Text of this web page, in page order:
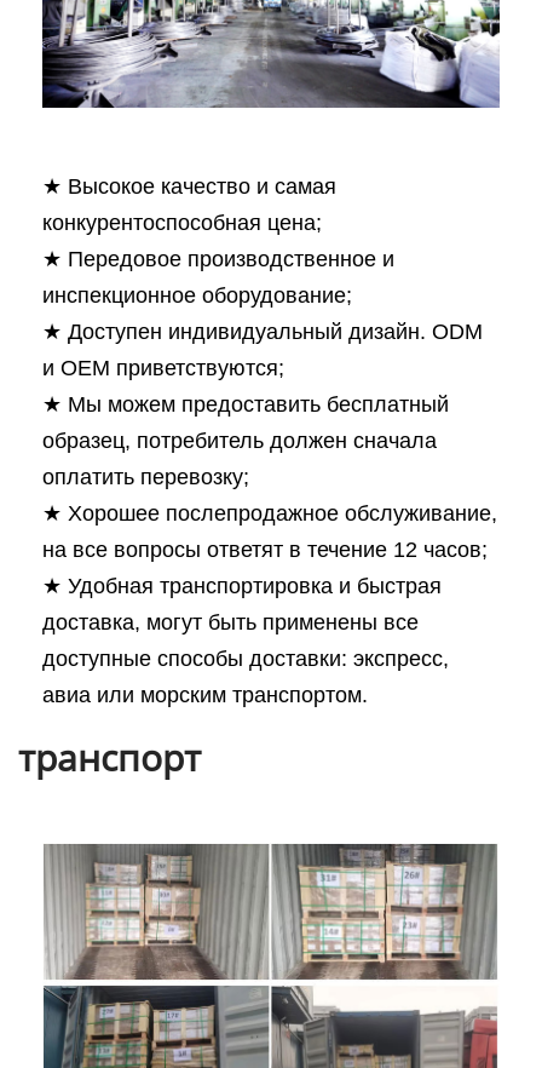
★ Высокое качество и самая
конкурентоспособная цена;
★ Передовое производственное и
инспекционное оборудование;
★ Доступен индивидуальный дизайн. ODM
и OEM приветствуются;
★ Мы можем предоставить бесплатный
образец, потребитель должен сначала
оплатить перевозку;
★ Хорошее послепродажное обслуживание,
на все вопросы ответят в течение 12 часов;
★ Удобная транспортировка и быстрая
доставка, могут быть применены все
доступные способы доставки: экспресс,
авиа или морским транспортом.
транспорт